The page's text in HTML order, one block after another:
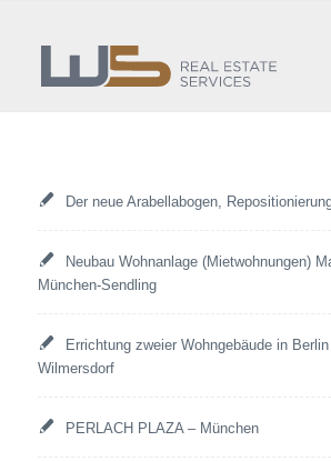
Der neue Arabellabogen,
Neubau Wohnanlage (Mietwohnungen)
München-Sendling
Errichtung zweier Wohngebäude in
Wilmersdorf
PERLACH PLAZA – München